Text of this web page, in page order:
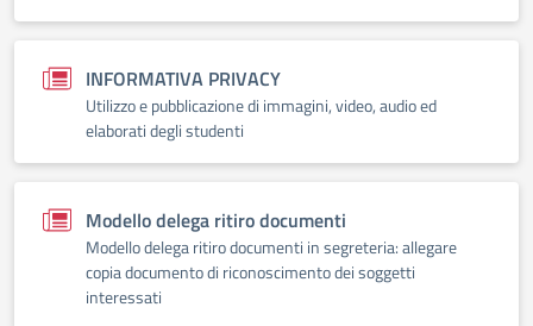
INFORMATIVA PRIVACY
Utilizzo e pubblicazione di immagini, video, audio ed
elaborati degli studenti
Modello delega ritiro documenti
Modello delega ritiro documenti in segreteria: allegare
copia documento di riconoscimento dei soggetti
interessati